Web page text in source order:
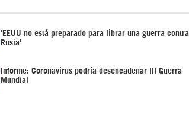
‘EEUU no está preparado para librar una guerra contra
Rusia’
Informe: Coronavirus podría desencadenar III Guerra
Mundial